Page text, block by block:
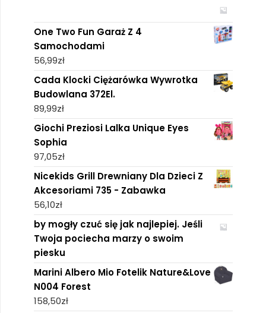
One Two Fun Garaż Z 4
Samochodami
56,99zł
Cada Klocki Ciężarówka Wywrotka
Budowlana 372El.
89,99zł
Giochi Preziosi Lalka Unique Eyes
Sophia
97,05zł
Nicekids Grill Drewniany Dla Dzieci Z
Akcesoriami 735 - Zabawka
56,10zł
by mogły czuć się jak najlepiej. Jeśli
Twoja pociecha marzy o swoim
piesku
Marini Albero Mio Fotelik Nature&Love
N004 Forest
158,50zł